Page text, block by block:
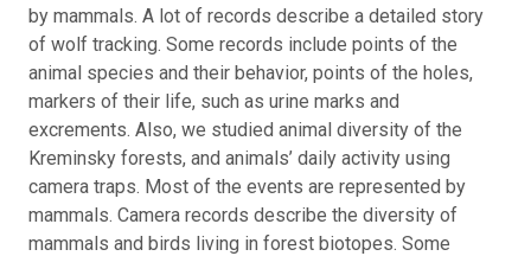
by mammals. A lot of records describe a detailed story
of wolf tracking. Some records include points of the
animal species and their behavior, points of the holes,
markers of their life, such as urine marks and
excrements. Also, we studied animal diversity of the
Kreminsky forests, and animals’ daily activity using
camera traps. Most of the events are represented by
mammals. Camera records describe the diversity of
mammals and birds living in forest biotopes. Some